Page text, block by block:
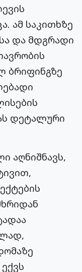
ამ საკითხზე
და მდგრადი
ბრიფინგზე
დეტალური
აღნიშნავს,